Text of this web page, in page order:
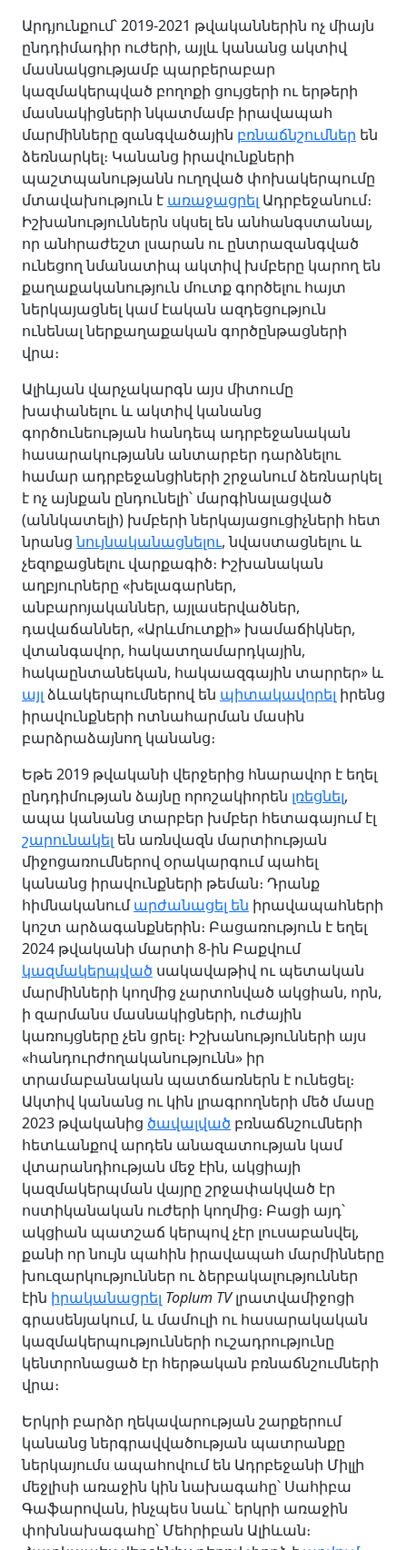
Արդյունքում՝ 2019-2021 թվականներին ոչ միայն
ընդդիմադիր ուժերի, այլև կանանց ակտիվ
մասնակցությամբ պարբերաբար
կազմակերպված բողոքի ցույցերի ու երթերի
մասնակիցների նկատմամբ իրավապահ
մարմինները զանգվածային բռնաճնշումներ են
ձեռնարկել։ Կանանց իրավունքների
պաշտպանությանն ուղղված փոխակերպումը
մտավախություն է առաջացրել Ադրբեջանում։
Իշխանություններն սկսել են անհանգստանալ,
որ անհրաժեշտ լսարան ու ընտրազանգված
ունեցող նմանատիպ ակտիվ խմբերը կարող են
քաղաքականություն մուտք գործելու հայտ
ներկայացնել կամ էական ազդեցություն
ունենալ ներքաղաքական գործընթացների
վրա։
Ալիևյան վարչակարգն այս միտումը
խափանելու և ակտիվ կանանց
գործունեության հանդեպ ադրբեջանական
հասարակությանն անտարբեր դարձնելու
համար ադրբեջանցիների շրջանում ձեռնարկել
է ոչ այնքան ընդունելի՝ մարգինալացված
(աննկատելի) խմբերի ներկայացուցիչների հետ
նրանցնույնականացնելու, նվաստացնելու և
չեզոքացնելու վարքագիծ։ Իշխանական
աղբյուրները «խելագարներ,
անբարոյականներ, այլասերվածներ,
դավաճաններ, «Արևմուտքի» խամաճիկներ,
վտանգավոր, հակատղամարդկային,
հակաընտանեկան, հակաազգային տարրեր» և
այլ ձևակերպումներով են պիտակավորել իրենց
իրավունքների ոտնահարման մասին
բարձրաձայնող կանանց։
Եթե 2019 թվականի վերջերից հնարավոր է եղել
ընդդիմության ձայնը որոշակիորեն լռեցնել,
ապա կանանց տարբեր խմբեր հետագայում էլ
շարունակել են առնվազն մարտիության
միջոցառումներով օրակարգում պահել
կանանց իրավունքների թեման։ Դրանք
հիմնականումարժանացել են իրավապահների
կոշտ արձագանքներին։ Բացառություն է եղել
2024 թվականի մարտի 8-ին Բաքվում
կազմակերպված սակավաթիվ ու պետական
մարմինների կողմից չարտոնված ակցիան, որն,
ի զարմանս մասնակիցների, ուժային
կառույցները չեն ցրել։ Իշխանությունների այս
«հանդուրժողականությունն» իր
տրամաբանական պատճառներն է ունեցել։
Ակտիվ կանանց ու կին լրագրողների մեծ մասը
2023 թվականից ծավալված բռնաճնշումների
հետևանքով արդեն անազատության կամ
վտարանդիության մեջ էին, ակցիայի
կազմակերպման վայրը շրջափակված էր
ոստիկանական ուժերի կողմից։ Բացի այդ՝
ակցիան պատշաճ կերպով չէր լուսաբանվել,
քանի որ նույն պահին իրավապահ մարմինները
խուզարկություններ ու ձերբակալություններ
էին իրականացրել Toplum TVլրատվամիջոցի
գրասենյակում, և մամուլի ու հասարակական
կազմակերպությունների ուշադրությունը
կենտրոնացած էր հերթական բռնաճնշումների
վրա։
Երկրի բարձր ղեկավարության շարքերում
կանանց ներգրավվածության պատրանքը
ներկայումս ապահովում են Ադրբեջանի Միլլի
մեջլիսի առաջին կին նախագահը՝ Սահիբա
Գաֆարովան, ինչպես նաև՝ երկրի առաջին
փոխնախագահը՝ Մեհրիբան Ալիևան։